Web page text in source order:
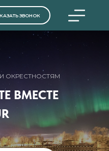
+7
ЗВОНОК
+7
ВМЕСТЕ
ОКРЕСТНОСТЯМ